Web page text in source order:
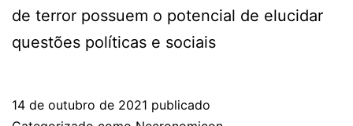
de terror possuem o potencial de elucidar
questões políticas e sociais
14 de outubro de 2021 publicado